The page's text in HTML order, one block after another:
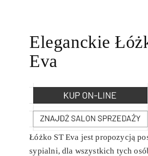
Eleganckie
Eva
Łóżko ST Eva jest propozycją
sypialni, dla wszystkich tych